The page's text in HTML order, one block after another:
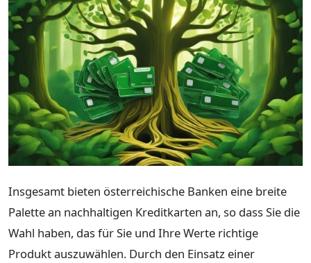
Insgesamt bieten österreichische Banken eine breite
Palette an nachhaltigen Kreditkarten an, so dass Sie die
Wahl haben, das für Sie und Ihre Werte richtige
Produkt auszuwählen. Durch den Einsatz einer